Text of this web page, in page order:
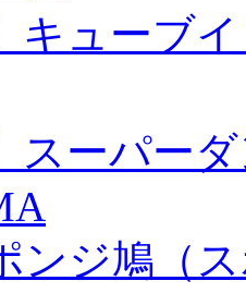
キューブ
スーパ
ンジ鳩（